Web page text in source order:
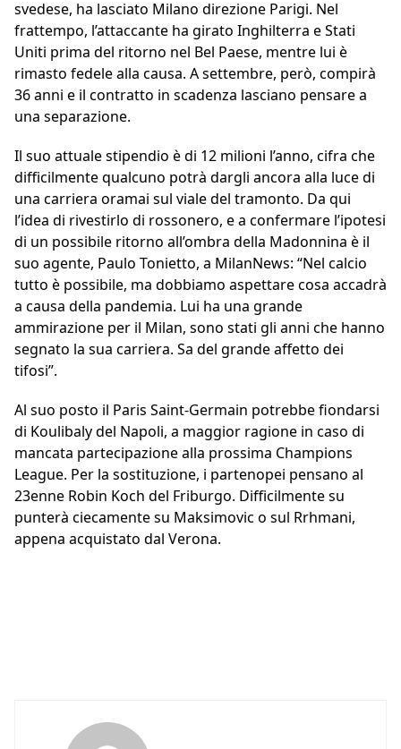
svedese, ha lasciato Milano direzione Parigi. Nel
frattempo, l’attaccante ha girato Inghilterra e Stati
Uniti prima del ritorno nel Bel Paese, mentre lui è
rimasto fedele alla causa. A settembre, però, compirà
36 anni e il contratto in scadenza lasciano pensare a
una separazione.
Il suo attuale stipendio è di 12 milioni l’anno, cifra che
difficilmente qualcuno potrà dargli ancora alla luce di
una carriera oramai sul viale del tramonto. Da qui
l’idea di rivestirlo di rossonero, e a confermare l’ipotesi
di un possibile ritorno all’ombra della Madonnina è il
suo agente, Paulo Tonietto, a MilanNews: “Nel calcio
tutto è possibile, ma dobbiamo aspettare cosa accadrà
a causa della pandemia. Lui ha una grande
ammirazione per il Milan, sono stati gli anni che hanno
segnato la sua carriera. Sa del grande affetto dei
tifosi”.
Al suo posto il Paris Saint-Germain potrebbe fiondarsi
di Koulibaly del Napoli, a maggior ragione in caso di
mancata partecipazione alla prossima Champions
League. Per la sostituzione, i partenopei pensano al
23enne Robin Koch del Friburgo. Difficilmente su
punterà ciecamente su Maksimovic o sul Rrhmani,
appena acquistato dal Verona.